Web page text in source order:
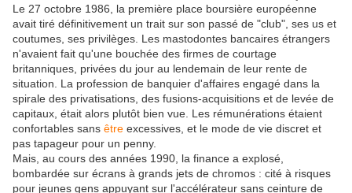
Le 27 octobre 1986, la première place boursière européenne
avait tiré définitivement un trait sur son passé de "club", ses us et
coutumes, ses privilèges. Les mastodontes bancaires étrangers
n'avaient fait qu'une bouchée des firmes de courtage
britanniques, privées du jour au lendemain de leur rente de
situation. La profession de banquier d'affaires engagé dans la
spirale des privatisations, des fusions-acquisitions et de levée de
capitaux, était alors plutôt bien vue. Les rémunérations étaient
confortables sans être excessives, et le mode de vie discret et
pas tapageur pour un penny.
Mais, au cours des années 1990, la finance a explosé,
bombardée sur écrans à grands jets de chromos : cité à risques
pour jeunes gens appuyant sur l'accélérateur sans ceinture de